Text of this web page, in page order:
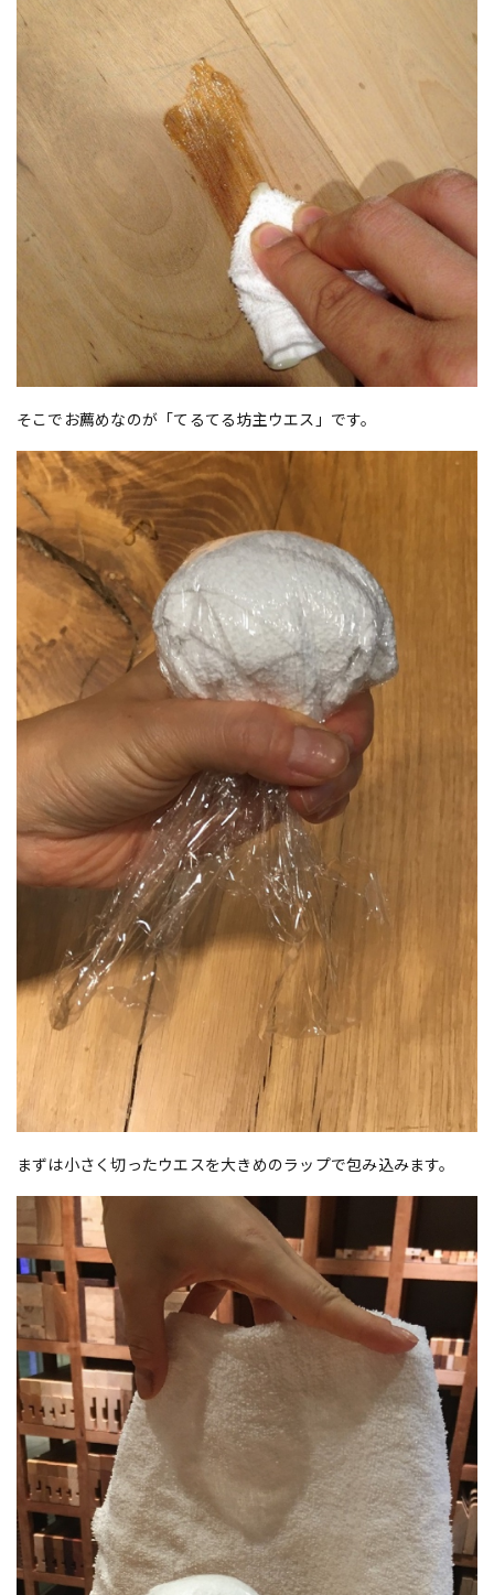
そこでお薦めなのが「てるてる坊主ウエス」です。
まずは小さく切ったウエスを大きめのラップで包み込みます。